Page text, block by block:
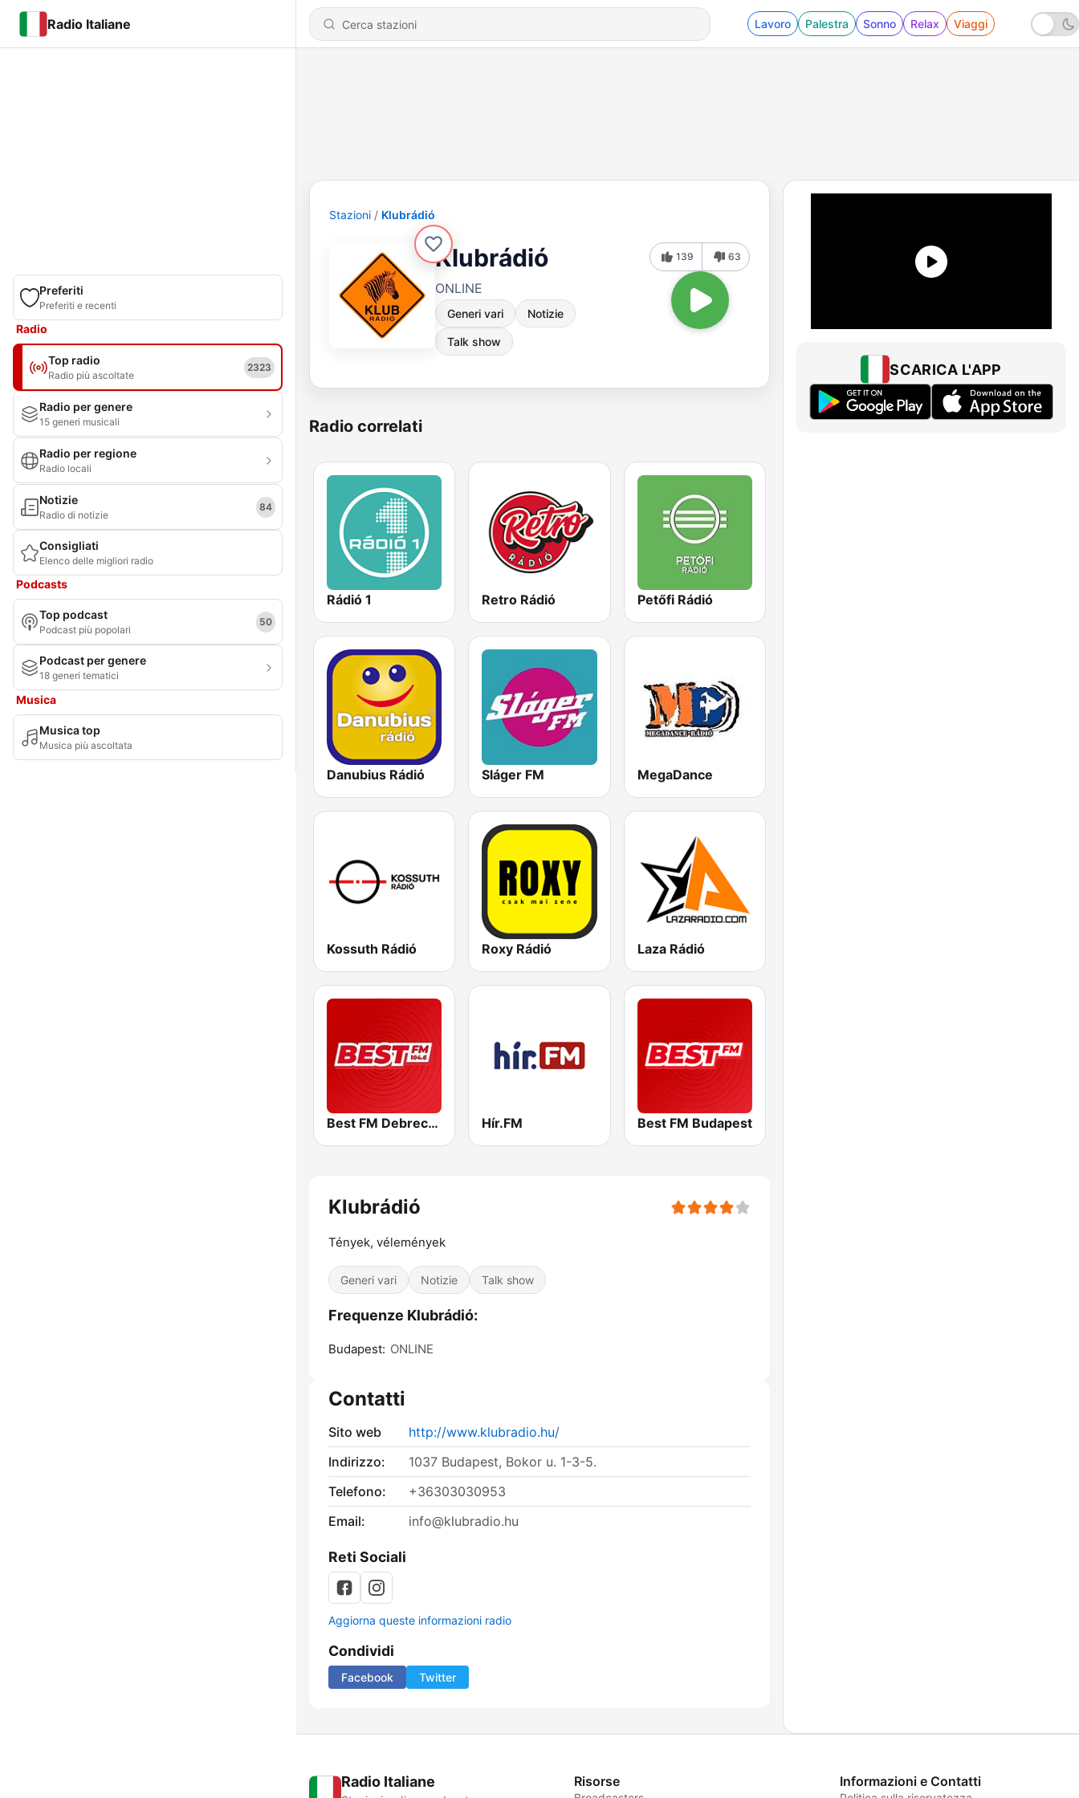
Radio Italiane Lavoro Palestra Sonno Relax Viaggi
Preferiti
Preferiti e recenti
Radio
Top radio
Radio più ascoltate
2323
Radio per genere
15 generi musicali
Radio per regione
Radio locali
Notizie
Radio di notizie
84
Consigliati
Elenco delle migliori radio
Podcasts
Top podcast
Podcast più popolari
50
Podcast per genere
18 generi tematici
Musica
Musica top
Musica più ascoltata
Stazioni Klubrádió
Klubrádió
ONLINE
Generi vari Notizie
Talk show
139 63
Radio correlati
Rádió 1 Retro Rádió Petőfi Rádió
Danubius Rádió Sláger FM MegaDance
Kossuth Rádió Roxy Rádió Laza Rádió
Best FM Debrecen Hír.FM Best FM Budapest
Klubrádió
Tények, vélemények
Generi vari Notizie Talk show
Frequenze Klubrádió:
Budapest: ONLINE
Contatti
Sito web
http://www.klubradio.hu/
Indirizzo:
1037 Budapest, Bokor u. 1-3-5.
Telefono:
+36303030953
Email:
info@klubradio.hu
Reti Sociali
Aggiorna queste informazioni radio
Condividi
Facebook Twitter
SCARICA L'APP
Radio Italiane Risorse Informazioni e Contatti